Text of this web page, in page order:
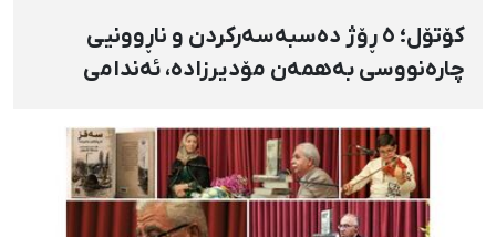
کۆتۆل؛ ٥ ڕۆژ دەسبەسەرکردن و ناڕوونیی
چارەنووسی بەهمەن مۆدیرزادە، ئەندامی
لە دژی لەسێدارەدان